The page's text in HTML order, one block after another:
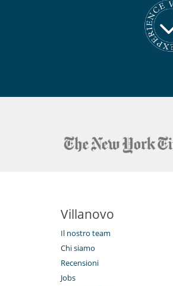
Villanovo
Il nostro team
Chi siamo
Recensioni
Jobs